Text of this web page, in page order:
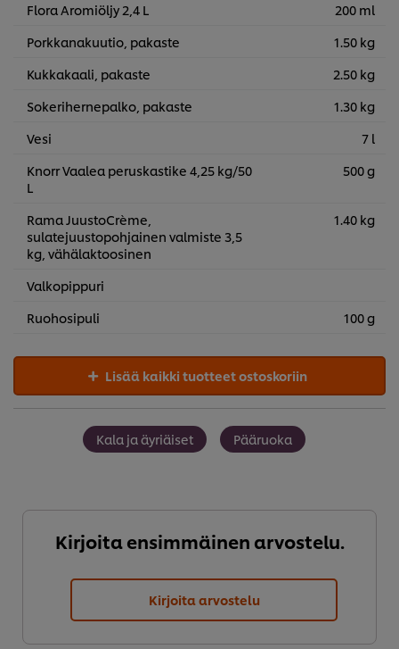
Flora Aromiöljy 2,4 L
200 ml
Porkkanakuutio, pakaste
1.50 kg
Kukkakaali, pakaste
2.50 kg
Sokerihernepalko, pakaste
1.30 kg
Vesi
7 l
Knorr Vaalea peruskastike 4,25 kg/50
L
500 g
Rama JuustoCrème,
sulatejuustopohjainen valmiste 3,5
kg, vähälaktoosinen
1.40 kg
Valkopippuri
Ruohosipuli
100 g
Lisää kaikki tuotteet ostoskoriin
Kala ja äyriäiset Pääruoka
Kirjoita ensimmäinen arvostelu.
Kirjoita arvostelu